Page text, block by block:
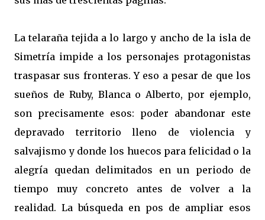
La telaraña tejida a lo largo y ancho de la isla de
Simetría impide a los personajes protagonistas
traspasar sus fronteras. Y eso a pesar de que los
sueños de Ruby, Blanca o Alberto, por ejemplo,
son precisamente esos: poder abandonar este
depravado territorio lleno de violencia y
salvajismo y donde los huecos para felicidad o la
alegría quedan delimitados en un periodo de
tiempo muy concreto antes de volver a la
realidad. La búsqueda en pos de ampliar esos